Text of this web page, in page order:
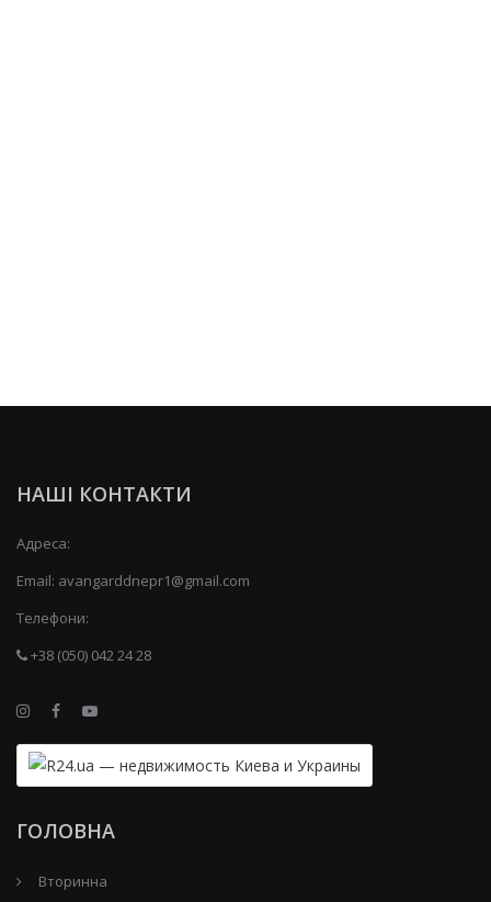
НАШІ КОНТАКТИ
Адреса:
Email: avangarddnepr1@gmail.com
Телефони:
+38 (050) 042 24 28
ГОЛОВНА
Вторинна